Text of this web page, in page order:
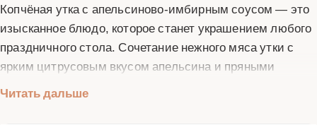
Копчёная утка с апельсиново-имбирным соусом — это
изысканное блюдо, которое станет украшением любого
праздничного стола. Сочетание нежного мяса утки с
ярким цитрусовым вкусом апельсина и пряными
вкусов. Утка, приготовленная таким способом,
Читать дальше